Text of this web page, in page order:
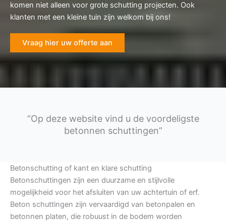
komen niet alleen voor grote schutting projecten. Ook
klanten met een kleine tuin zijn welkom bij ons!
Vraag hier uw offerte aan
“Op deze website vind u de voordeligste
betonnen schuttingen”
Betonschutting of kant en klare schutting
Betonschuttingen zijn een duurzame en stijlvolle
mogelijkheid voor het afsluiten van uw achtertuin of erf.
Beton schuttingen zijn vervaardigd van betonpalen en
betonnen platen, die robuust in de bodem worden